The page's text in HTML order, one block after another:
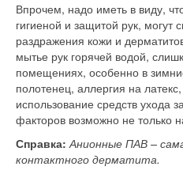
Впрочем, надо иметь в виду,
гигиеной и защитой рук, могут
раздражения кожи и
мытье рук горячей водой,
помещениях, особенно в
полотенец, аллергия на
использование средств ухода
факторов возможно не только
Справка: Анионные ПАВ –
контактного дерматита.